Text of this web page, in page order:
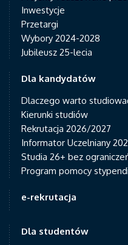
Inwestycje
Przetargi
Wybory 2024-2028
Jubileusz 25-lecia
Dla kandydatów
Dlaczego warto
Kierunki studiów
Rekrutacja 2026/2027
Informator Uczelniany
Studia 26+ bez
Program pomocy
e-rekrutacja
Dla studentów